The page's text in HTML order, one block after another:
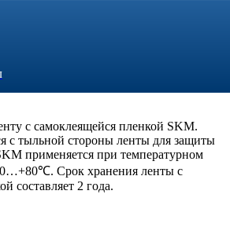
с самоклеящейся пленкой SKM.
с тыльной стороны ленты для защиты
применяется при температурном
Срок хранения ленты с
составляет 2 года.